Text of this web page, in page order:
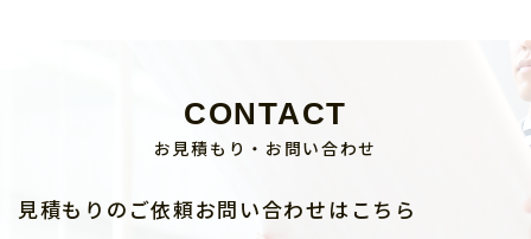
CONTACT
お見積もり・お問い合わせ
見積もりのご依頼お問い合わせはこちら